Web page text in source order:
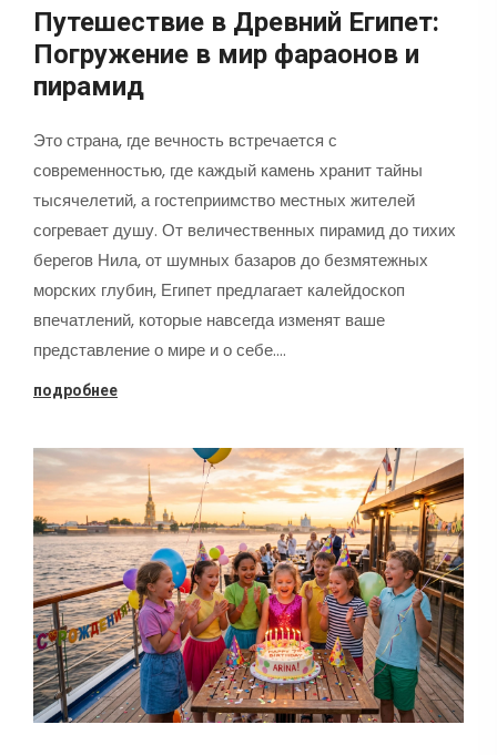
Путешествие в Древний Египет:
Погружение в мир фараонов и
пирамид
Это страна, где вечность встречается с
современностью, где каждый камень хранит тайны
тысячелетий, а гостеприимство местных жителей
согревает душу. От величественных пирамид до тихих
берегов Нила, от шумных базаров до безмятежных
морских глубин, Египет предлагает калейдоскоп
впечатлений, которые навсегда изменят ваше
представление о мире и о себе.…
подробнее